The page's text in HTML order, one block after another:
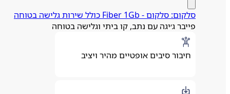
סלקום: סלקום - Fiber 1Gb כולל שירות גלישה בטוחה
פייבר ג׳יגה עם נתב, קו ביתי וגלישה בטוחה
חיבור סיבים אופטיים מהיר ויציב